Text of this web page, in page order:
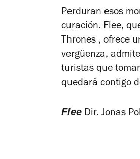
Perduran esos
curación. Flee,
Thrones , ofrece
vergüenza,
turistas que
quedará contigo
Flee Dir. Jonas